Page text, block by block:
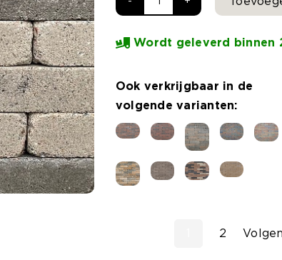
Antieke
Waalformaat
Nature
Mixed
aantal
Wordt geleverd binnen
Ook verkrijgbaar in de
volgende varianten:
2